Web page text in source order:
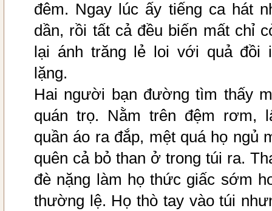
đêm. Ngay lúc ấy tiếng ca hát
dần, rồi tất cả đều biến mất chỉ
lại ánh trăng lẻ loi với quả đồi
lặng.
Hai người bạn đường tìm thấy
quán trọ. Nằm trên đệm rơm,
quần áo ra đắp, mệt quá họ ngủ
quên cả bỏ than ở trong túi ra.
đè nặng làm họ thức giấc sớm
thường lệ. Họ thò tay vào túi